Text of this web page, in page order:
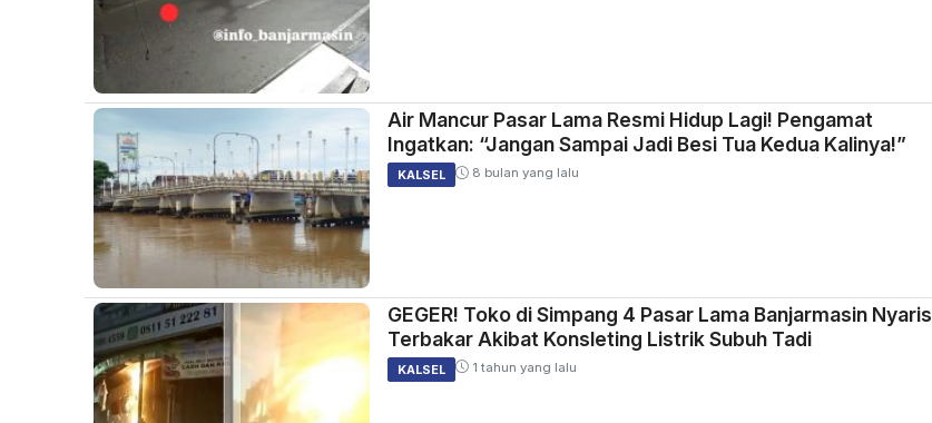
Air Mancur Pasar Lama Resmi Hidup Lagi! Pengamat
Ingatkan: “Jangan Sampai Jadi Besi Tua Kedua Kalinya!”
KALSEL 8 bulan yang lalu
GEGER! Toko di Simpang 4 Pasar Lama Banjarmasin Nyaris
Terbakar Akibat Konsleting Listrik Subuh Tadi
KALSEL 1 tahun yang lalu